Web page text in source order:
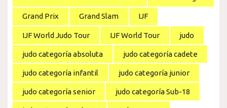
Grand Prix Grand Slam IJF
IJF World Judo Tour IJF World Tour judo
judo categoría absoluta judo categoría cadete
judo categoría infantil judo categoría junior
judo categoría senior judo categoría Sub-18